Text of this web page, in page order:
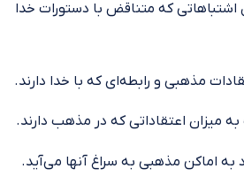
که متناقض با دستورات خدا
مذهبی و رابطه‌ای که با خدا دارند.
میزان اعتقاداتی که در مذهب دارند.
به اماکن مذهبی به سراغ آنها می‌آید.